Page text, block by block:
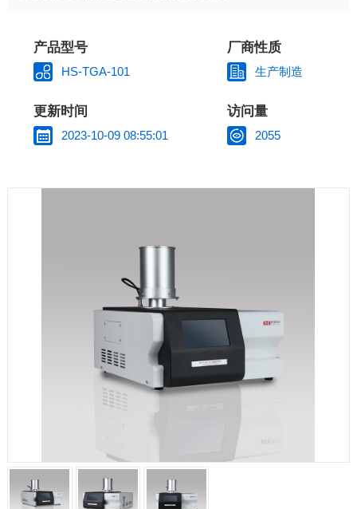
产品型号
HS-TGA-101
厂商性质
生产制造
更新时间
2023-10-09 08:55:01
访问量
2055